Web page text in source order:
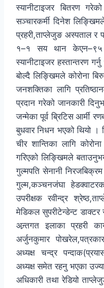
स्यानीटाइजर बितरण
सञ्चारकर्मी दिनेश
प्रहरी,ताप्लेजुङ अस्पताल र
१–१ सय थान
स्यानीटाइजर हस्तान्तरण
बोल्दै लिङ्खिमले कोरोना
जनशक्तिका लागि
प्रदान गरेको जानकारी
जन्मेका पूर्व ब्रिटिस आर्मी
बुधवार निधन भएको थियो ।
चीर शान्तिका लागि
गरिएको लिङ्खिमले
गुल्मपति सेनानी
गुल्म,कञ्चनजंघा
उपरीक्षक रवीन्द्र
मेडिकल सुपरीटेन्डेन्ट डाक्टर
अन्र्तगत इलाका प्रहरी
अर्जुनकुमार
अध्यक्ष चन्द्र
अध्यक्ष समेत रहनु भएका
अधिकारी तथा रेडियो